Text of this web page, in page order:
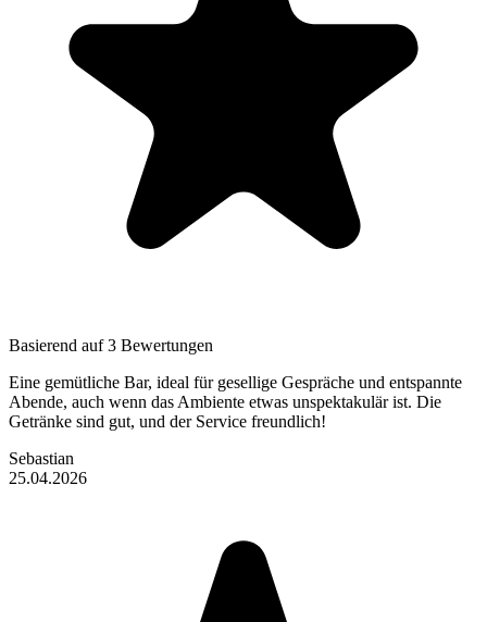
Basierend auf 3 Bewertungen
Eine gemütliche Bar, ideal für gesellige Gespräche und entspannte
Abende, auch wenn das Ambiente etwas unspektakulär ist. Die
Getränke sind gut, und der Service freundlich!
Sebastian
25.04.2026